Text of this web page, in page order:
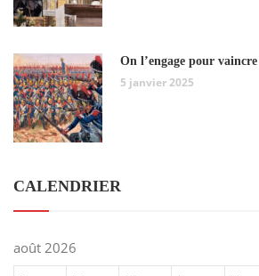
On l’engage pour vaincre
5 janvier 2025
CALENDRIER
août 2026